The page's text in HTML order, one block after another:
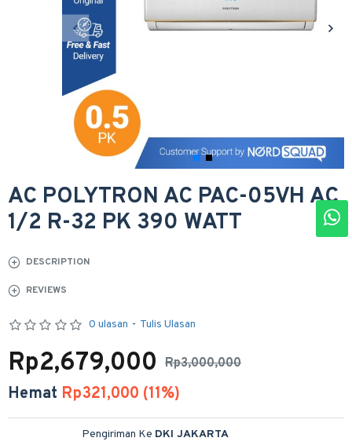
AC POLYTRON AC PAC-05VH AC
1/2 R-32 PK 390 WATT
DESCRIPTION
REVIEWS
0 ulasan - Tulis Ulasan
Rp3,000,000
Rp2,679,000
Hemat Rp321,000 (11%)
Pengiriman Ke DKI JAKARTA